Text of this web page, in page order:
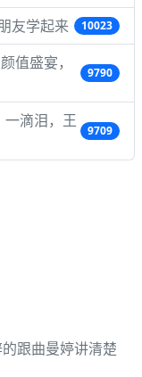
友学起来 10023
值盛宴，
9790
一滴泪，王
9709
跟曲曼婷讲清楚